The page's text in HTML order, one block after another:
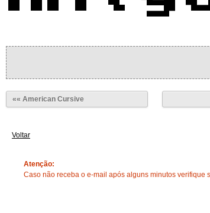
«« American Cursive
Voltar
Atenção:
Caso não receba o e-mail após alguns minutos verifique